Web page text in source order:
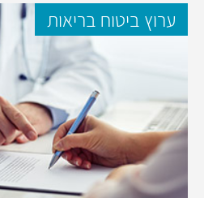
ערוץ ביטוח בריאות